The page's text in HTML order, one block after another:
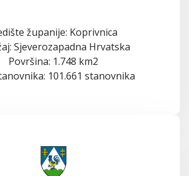
županije: Koprivnica
Sjeverozapadna Hrvatska
Površina: 1.748 km2
101.661 stanovnika